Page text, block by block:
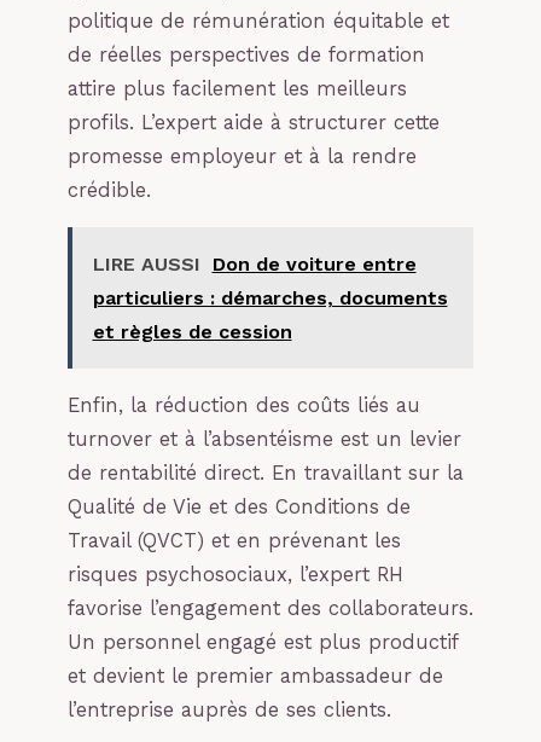
politique de rémunération équitable et
de réelles perspectives de formation
attire plus facilement les meilleurs
profils. L’expert aide à structurer cette
promesse employeur et à la rendre
crédible.
LIRE AUSSI
Don de voiture entre
particuliers : démarches, documents
et règles de cession
Enfin, la réduction des coûts liés au
turnover et à l’absentéisme est un levier
de rentabilité direct. En travaillant sur la
Qualité de Vie et des Conditions de
Travail (QVCT) et en prévenant les
risques psychosociaux, l’expert RH
favorise l’engagement des collaborateurs.
Un personnel engagé est plus productif
et devient le premier ambassadeur de
l’entreprise auprès de ses clients.